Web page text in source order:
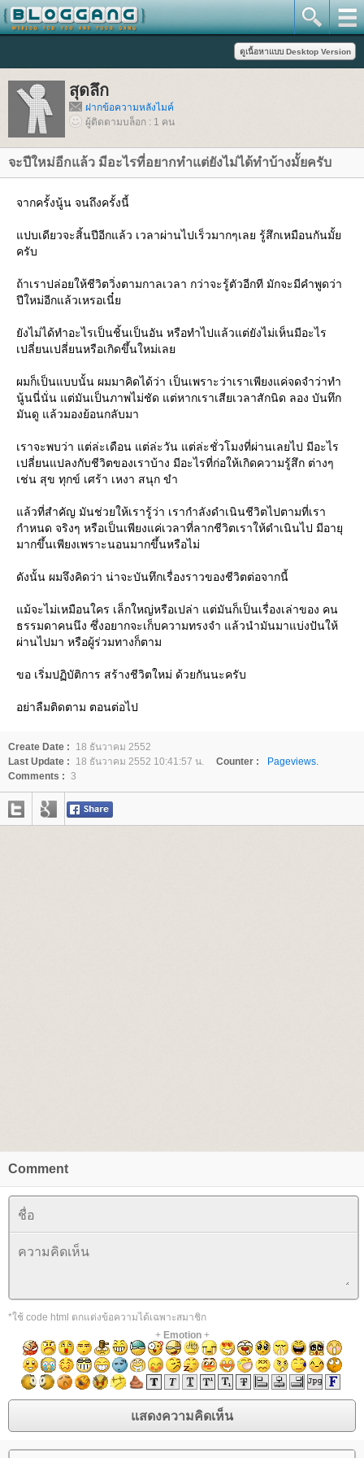
สุดลึก
ฝากข้อความหลังไมค์
ผู้ติดตามบล็อก : 1 คน
จะปีใหม่อีกแล้ว มีอะไรที่อยากทำแต่ยังไม่ได้ทำบ้างมั้ยครับ
จากครั้งนู้น จนถึงครั้งนี้
ปบเดียวจะสิ้นปีอีกแล้ว เวลาผ่านไปเร็วมากๆเลย รู้สึกเหมือนกันมั้
ครับ
ถ้าเราปล่อยให้ชีวิตวิ่งตามกาลเวลา กว่าจะรู้ตัวอีกที มักจะมีคำพูดว่า
ปีใหม่อีกแล้วเหรอเนี๋
ังไม่ได้ทำอะไรเป็นชิ้นเป็นอัน หรือทำไปแล้วแต่ยังไม่เห็นมีอะไร
เปลี่ยนเปลี่ยนหรือเกิดขึ้นใหม่เล
ผมก็เป็นแบบนั้น ผมมาคิดได้ว่า เป็นเพราะว่าเราเพียงแค่จดจำว่าทำ
นู้นนี่นั่น แต่มันเป็นภาพไม่ชัด แต่หากเราเสียเวลาสักนิด ลอง บันทึก
มันดู แล้วมองย้อนกลับมา
เราจะพบว่า แต่ล่ะเดือน แต่ล่ะวัน แต่ล่ะชั่วโมงที่ผ่านเลยไป มีอะไร
เปลี่ยนแปลงกับชีวิตของเราบ้าง มีอะไรที่ก่อให้เกิดความรู้สึก ต่างๆ
เช่น สุข ทุกข์ เศร้า เหงา สนุก ขำ
ล้วที่สำคัญ มันช่วยให้เรารู้ว่า เรากำลังดำเนินชีวิตไปตามที่เรา
กำหนด จริงๆ หรือเป็นเพียงแค่เวลาที่ลากชีวิตเราให้ดำเนินไป มีอายุ
มากขึ้นเพียงเพราะนอนมากขึ้นหรือไม่
ดังนั้น ผมจึงคิดว่า น่าจะบันทึกเรื่องราวของชีวิตต่อจากนี้
ม้จะไม่เหมือนใคร เล็กใหญ่หรือเปล่า แต่มันก็เป็นเรื่องเล่าของ คน
ธรรมดาคนนึง ซึ่งอยากจะเก็บความทรงจำ แล้วนำมันมาแบ่งปันให้
ผ่านไปมา หรือผู้ร่วมทางก็ตาม
ขอ เริ่มปฏิบัติการ สร้างชีวิตใหม่ ด้วยกันนะครับ
อย่าลืมติดตาม ตอนต่อไป
Create Date :
18 ธันวาคม 2552
Last Update :
18 ธันวาคม 2552 10:41:57 น. Counter :
Pageviews.
Comments : 3
Comment
*ใช้ code html ตกแต่งข้อความได้เฉพาะสมาชิก
+ Emotion+